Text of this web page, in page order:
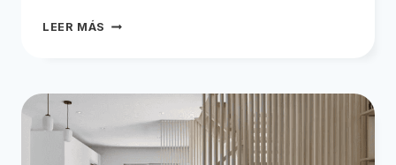
LEER MÁS SUELOS
¿QUÉ
MEJOR
PARA